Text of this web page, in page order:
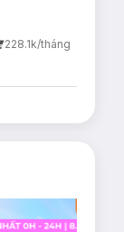
228.1k/tháng